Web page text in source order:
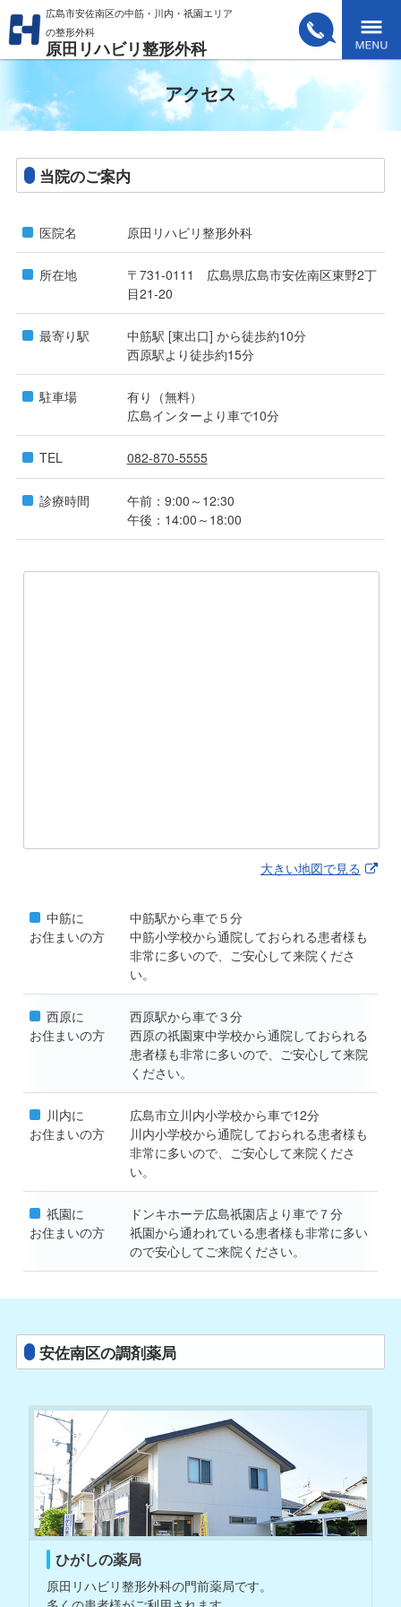
広島市安佐南区の中筋・川内・祇園エリア
の整形外科
原田リハビリ整形外科
Menu
Tel. 082-
アクセス
当院のご案内
医院名 原田リハビリ整形外科
所在地
〒731-0111 広島県広島市安佐南区東野2丁
目21-20
最寄り駅
中筋駅 [東出口] から徒歩約10分
西原駅より徒歩約15分
駐車場
有り（無料）
広島インターより車で10分
TEL 082-870-5555
診療時間
午前：9:00～12:30
午後：14:00～18:00
大きい地図で見る
中筋に
お住まいの方
中筋駅から車で５分
中筋小学校から通院しておられる患者様も
非常に多いので、ご安心して来院くださ
い。
西原に
お住まいの方
西原駅から車で３分
西原の祇園東中学校から通院しておられる
患者様も非常に多いので、ご安心して来院
ください。
川内に
お住まいの方
広島市立川内小学校から車で12分
川内小学校から通院しておられる患者様も
非常に多いので、ご安心して来院くださ
い。
祇園に
お住まいの方
ドンキホーテ広島祇園店より車で７分
祇園から通われている患者様も非常に多い
ので安心してご来院ください。
安佐南区の調剤薬局
ひがしの薬局
原田リハビリ整形外科の門前薬局です。